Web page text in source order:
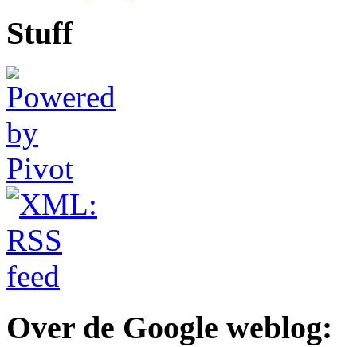
Stuff
Over de Google weblog: